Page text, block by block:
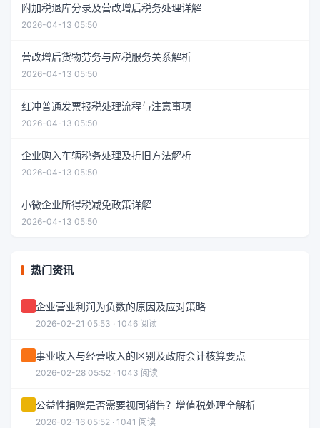
附加税退库分录及营改增后税务处理详解
2026-04-13 05:50
营改增后货物劳务与应税服务关系解析
2026-04-13 05:50
红冲普通发票报税处理流程与注意事项
2026-04-13 05:50
企业购入车辆税务处理及折旧方法解析
2026-04-13 05:50
小微企业所得税减免政策详解
2026-04-13 05:50
热门资讯
企业营业利润为负数的原因及应对策略
2026-02-21 05:53 · 1046 阅读
事业收入与经营收入的区别及政府会计核算要点
2026-02-28 05:52 · 1043 阅读
公益性捐赠是否需要视同销售？增值税处理全解析
2026-02-16 05:52 · 1041 阅读